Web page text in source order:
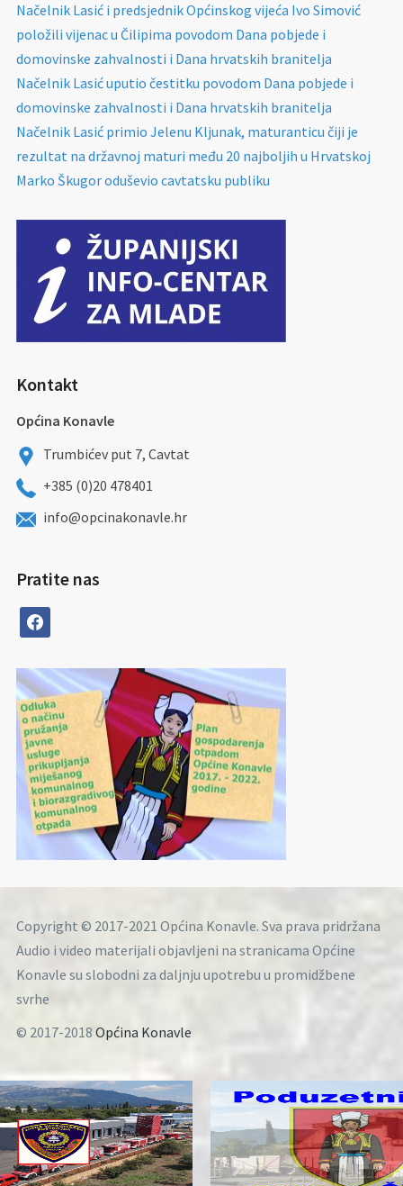
Načelnik Lasić i predsjednik Općinskog vijeća Ivo Simović
položili vijenac u Čilipima povodom Dana pobjede i
domovinske zahvalnosti i Dana hrvatskih branitelja
Načelnik Lasić uputio čestitku povodom Dana pobjede i
domovinske zahvalnosti i Dana hrvatskih branitelja
Načelnik Lasić primio Jelenu Kljunak, maturanticu čiji je
rezultat na državnoj maturi među 20 najboljih u Hrvatskoj
Marko Škugor oduševio cavtatsku publiku
Kontakt
Općina Konavle
Trumbićev put 7, Cavtat
+385 (0)20 478401
info@opcinakonavle.hr
Pratite nas
facebook
Copyright © 2017-2021 Općina Konavle. Sva prava pridržana
Audio i video materijali objavljeni na stranicama Općine
Konavle su slobodni za daljnju upotrebu u promidžbene
svrhe
© 2017-2018 Općina Konavle